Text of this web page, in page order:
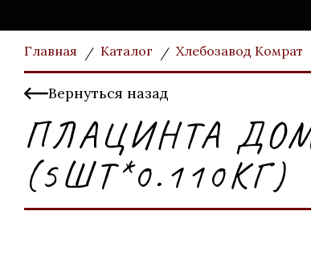
Главная Каталог Хлебозавод Комрат
Вернуться назад
ПЛАЦИНТА
(5ШТ*0.110КГ)